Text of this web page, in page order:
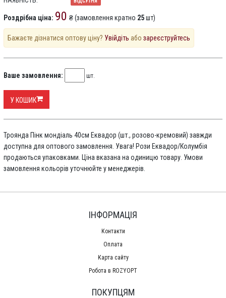
Роздрібна ціна: 90 ₴ (замовлення кратно 25шт)
Бажаєте дізнатися оптову ціну? Увійдіть або зареєструйтесь
Ваше замовлення: шт.
У КОШИК
Троянда Пінк мондіаль 40см Еквадор (шт., розово-кремовий) завжди
доступна для оптового замовлення. Увага! Рози Еквадор/Колумбія
продаються упаковками. Ціна вказана на одиницю товару. Умови
замовлення кольорів уточнюйте у менеджерів.
ІНФОРМАЦІЯ
Контакти
Оплата
Карта сайту
Робота в ROZYOPT
ПОКУПЦЯМ